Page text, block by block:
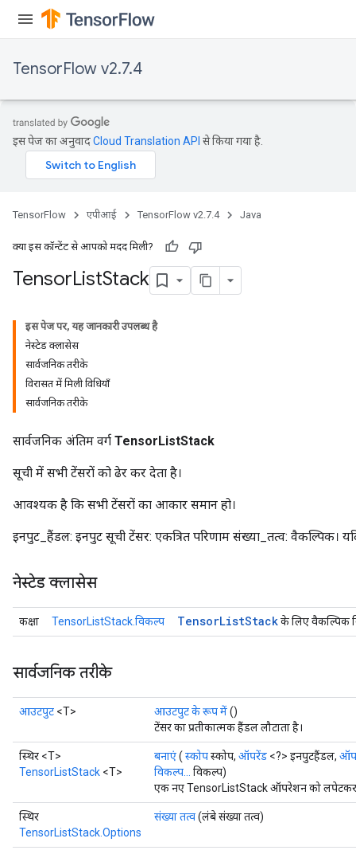
TensorFlow v2.7.4
इस पेज का अनुवादCloud Translation API से किया गया है.
TensorFlow एपीआई TensorFlow v2.7.4 Java
क्या इस कॉन्टेंट से आपको मदद मिली?
TensorListStack
इस पेज पर, यह जानकारी उपलब्ध है
नेस्टेड क्लासेस
सार्वजनिक तरीके
विरासत में मिली विधियाँ
सार्वजनिक तरीके
सार्वजनिक अंतिम वर्ग TensorListStack
सूची में सभी टेंसरों को ढेर कर देता है।
आवश्यक है कि सभी टेंसरों का आकार समान हो।
इनपुट_हैंडल: इनपुट सूची टेंसर: एकत्रित परिणाम संख्या_तत्व: वैकल्पिक।
नेस्टेड क्लासेस
कक्षा TensorListStack.विकल्प TensorListStackके लिए वैकल्पिक
सार्वजनिक तरीके
आउटपुट <T> आउटपुट के रूप में()
टेंसर का प्रतीकात्मक हैंडल लौटाता है।
स्थिर <T>
TensorListStack <T>
बनाएं( स्कोपस्कोप, ऑपरेंड <?> इनपुटहैंडल,
विकल्प...
विकल्प)
एक नए TensorListStack ऑपरेशन को लपेटकर
स्थिर
TensorListStack.Options
संख्या तत्व(लंबे संख्या तत्व)